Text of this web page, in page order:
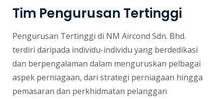
Tim Pengurusan Tertinggi
Pengurusan Tertinggi di NM Aircond Sdn. Bhd.
terdiri daripada individu-individu yang berdedikasi
dan berpengalaman dalam menguruskan pelbagai
aspek perniagaan, dari strategi perniagaan hingga
pemasaran dan perkhidmatan pelanggan